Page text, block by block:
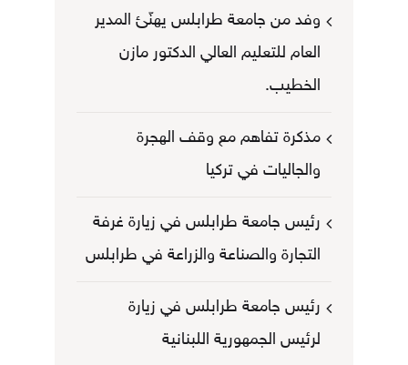
وفد من جامعة طرابلس يهنّئ المدير
العام للتعليم العالي الدكتور مازن
الخطيب.
مذكرة تفاهم مع وقف الهجرة
والجاليات في تركيا
رئيس جامعة طرابلس في زيارة غرفة
التجارة والصناعة والزراعة في طرابلس
رئيس جامعة طرابلس في زيارة
لرئيس الجمهورية اللبنانية